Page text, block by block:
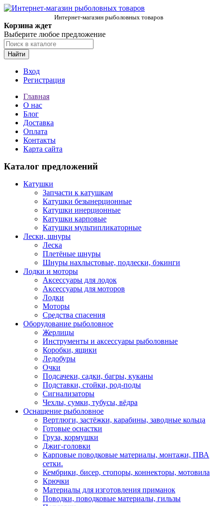
Интернет-магазин рыболовных товаров
Корзина ждет
Выберите любое предложение
Найти
Вход
Регистрация
Главная
О нас
Блог
Доставка
Оплата
Контакты
Карта сайта
Каталог предложений
Катушки
Запчасти к катушкам
Катушки безынерционные
Катушки инерционные
Катушки карповые
Катушки мультипликаторные
Лески, шнуры
Леска
Плетёные шнуры
Шнуры нахлыстовые, подлески, бэкинги
Лодки и моторы
Аксессуары для лодок
Аксессуары для моторов
Лодки
Моторы
Средства спасения
Оборудование рыболовное
Жерлицы
Инструменты и аксессуары рыболовные
Коробки, ящики
Ледобуры
Очки
Подсачеки, садки, багры, куканы
Подставки, стойки, род-поды
Сигнализаторы
Чехлы, сумки, тубусы, вёдра
Оснащение рыболовное
Вертлюги, застёжки, карабины, заводные кольца
Готовые оснастки
Груза, кормушки
Джиг-головки
Карповые поводковые материалы, монтажи, ПВА
сетки.
Кембрики, бисер, стопоры, коннекторы, мотовила
Крючки
Материалы для изготовления приманок
Поводки, поводковые материалы, гильзы